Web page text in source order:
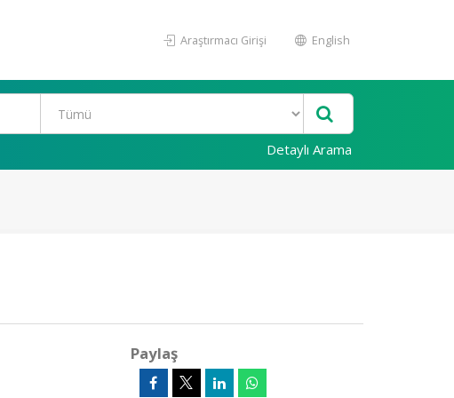
Araştırmacı Girişi English
Detaylı Arama
Paylaş